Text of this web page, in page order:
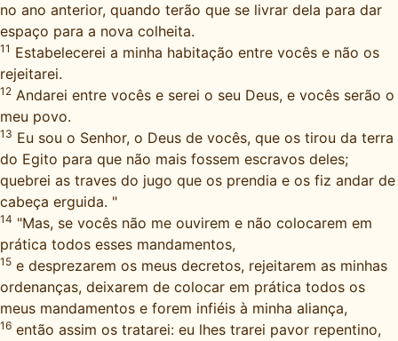
no ano anterior, quando terão que se livrar dela para dar
espaço para a nova colheita.
11 Estabelecerei a minha habitação entre vocês e não os
rejeitarei.
12 Andarei entre vocês e serei o seu Deus, e vocês serão o
meu povo.
13 Eu sou o Senhor, o Deus de vocês, que os tirou da terra
do Egito para que não mais fossem escravos deles;
quebrei as traves do jugo que os prendia e os fiz andar de
cabeça erguida. "
14 "Mas, se vocês não me ouvirem e não colocarem em
prática todos esses mandamentos,
15 e desprezarem os meus decretos, rejeitarem as minhas
ordenanças, deixarem de colocar em prática todos os
meus mandamentos e forem infiéis à minha aliança,
16 então assim os tratarei: eu lhes trarei pavor repentino,